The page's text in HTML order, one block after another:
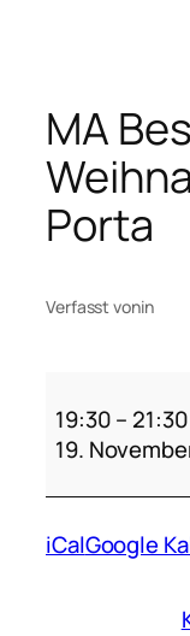
springen
MA
Porta
Verfasst vonin
Besprechung
19:30– 21:30
19.
iCalGoogle